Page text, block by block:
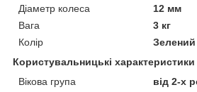
Діаметр колеса
12 мм
Вага
3 кг
Колір
Зелений
Користувальницькі характеристики
Вікова група
від 2-х